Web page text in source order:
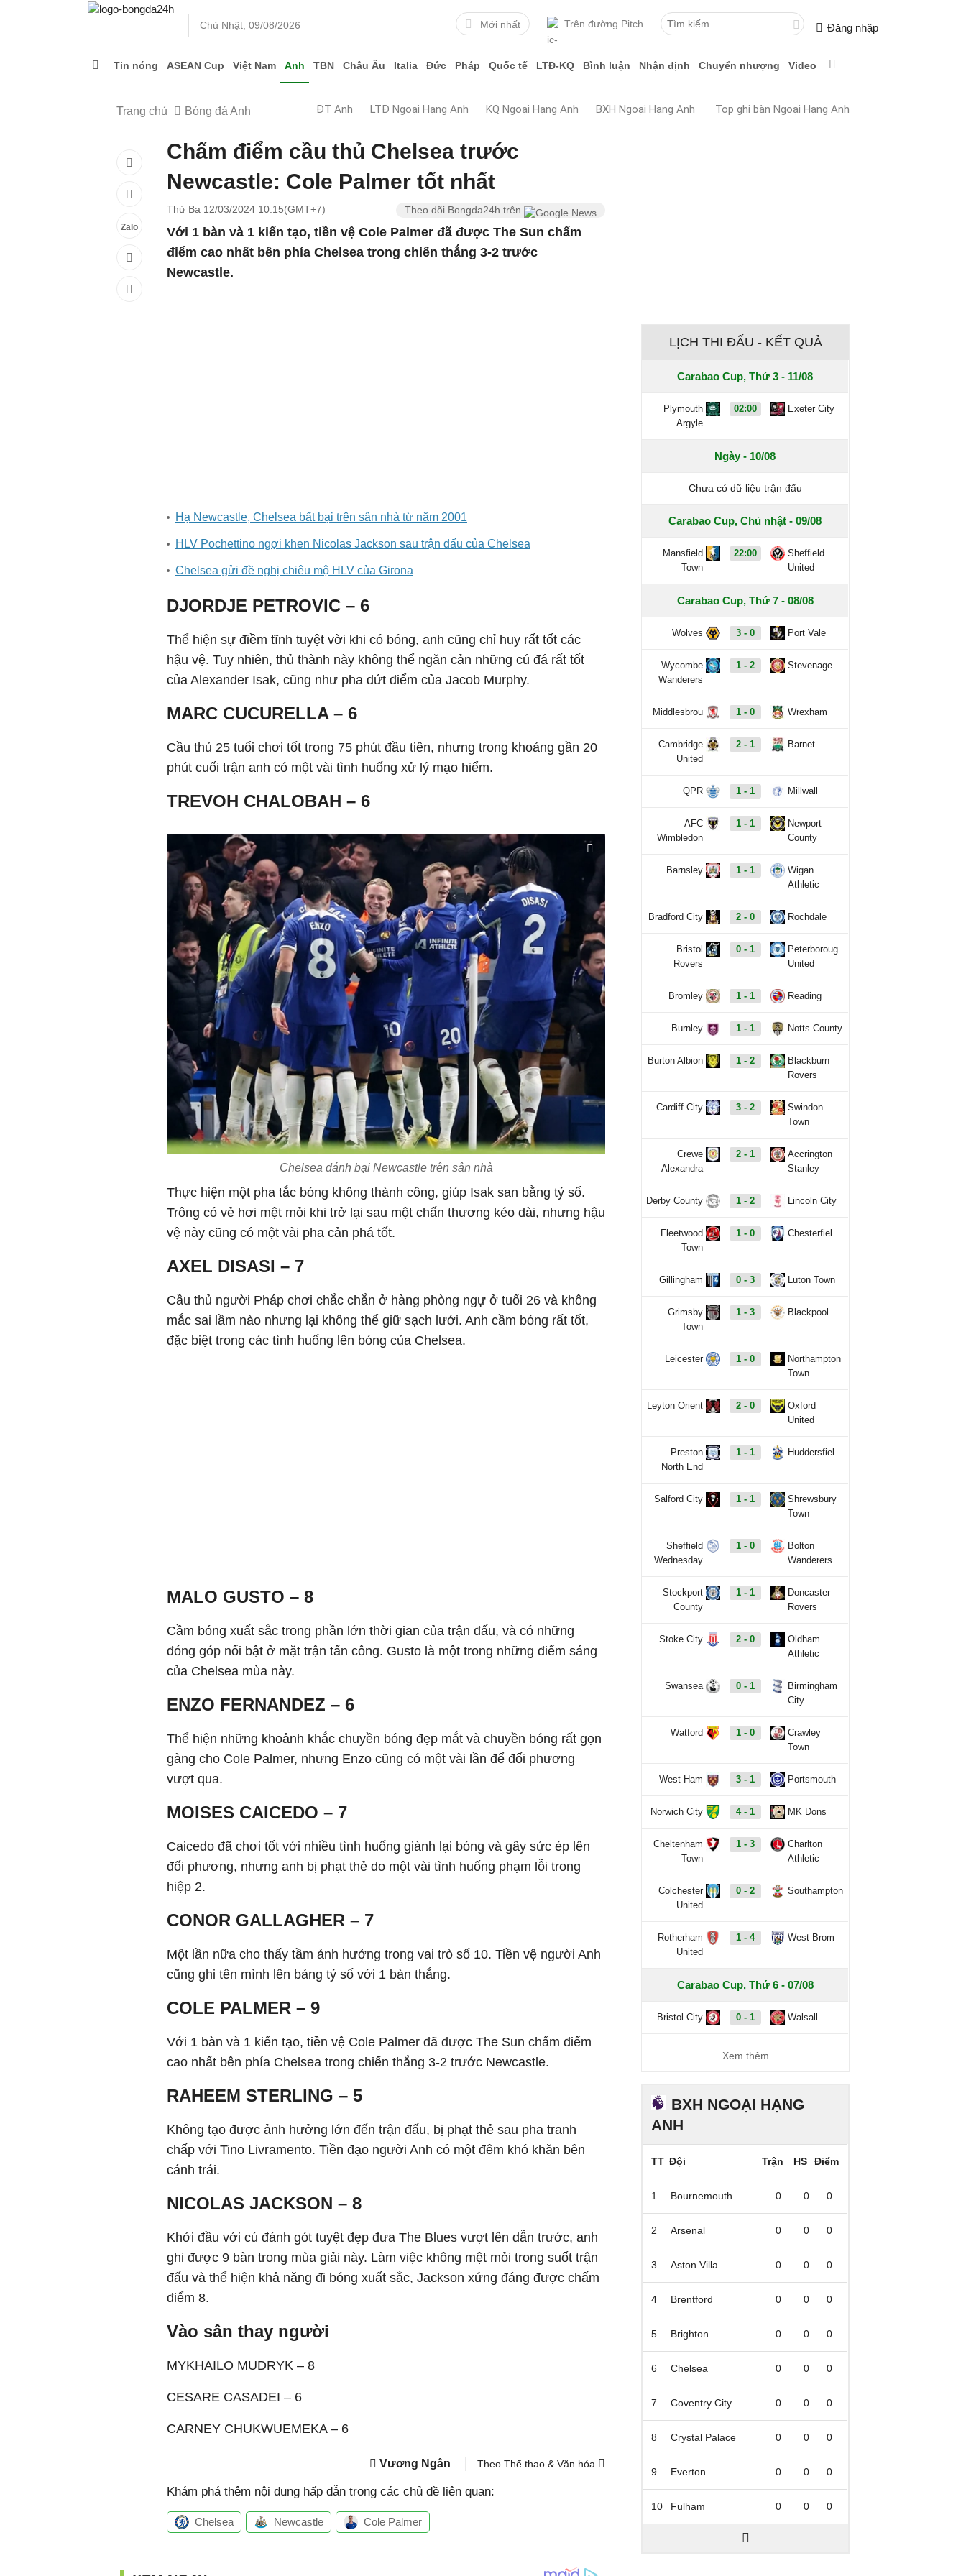
Chủ Nhật, 09/08/2026 Mới nhất Trên đường Pitch Đăng nhập
Tin nóng ASEAN Cup Việt Nam Anh TBN Châu Âu Italia Đức Pháp Quốc tế LTĐ-KQ Bình luận Nhận định Chuyển nhượng Video
Trang chủ Bóng đá Anh ĐT Anh LTĐ Ngoại Hạng Anh KQ Ngoại Hạng Anh BXH Ngoại Hạng Anh Top ghi bàn Ngoại Hạng Anh
Zalo
Chấm điểm cầu thủ Chelsea trước
Newcastle: Cole Palmer tốt nhất
Thứ Ba 12/03/2024 10:15(GMT+7) Theo dõi Bongda24h trên
Với 1 bàn và 1 kiến tạo, tiền vệ Cole Palmer đã được The Sun chấm
điểm cao nhất bên phía Chelsea trong chiến thắng 3-2 trước
Newcastle.
Hạ Newcastle, Chelsea bất bại trên sân nhà từ năm 2001
HLV Pochettino ngợi khen Nicolas Jackson sau trận đấu của Chelsea
Chelsea gửi đề nghị chiêu mộ HLV của Girona
DJORDJE PETROVIC – 6
Thể hiện sự điềm tĩnh tuyệt vời khi có bóng, anh cũng chỉ huy rất tốt các
hậu vệ. Tuy nhiên, thủ thành này không thể ngăn cản những cú đá rất tốt
của Alexander Isak, cũng như pha dứt điểm của Jacob Murphy.
MARC CUCURELLA – 6
Cầu thủ 25 tuổi chơi tốt trong 75 phút đầu tiên, nhưng trong khoảng gần 20
phút cuối trận anh có một vài tình huống xử lý mạo hiểm.
TREVOH CHALOBAH – 6
Chelsea đánh bại Newcastle trên sân nhà
Thực hiện một pha tắc bóng không thành công, giúp Isak san bằng tỷ số.
Trông có vẻ hơi mệt mỏi khi trở lại sau một chấn thương kéo dài, nhưng hậu
vệ này cũng có một vài pha cản phá tốt.
AXEL DISASI – 7
Cầu thủ người Pháp chơi chắc chắn ở hàng phòng ngự ở tuổi 26 và không
mắc sai lầm nào nhưng lại không thể giữ sạch lưới. Anh cầm bóng rất tốt,
đặc biệt trong các tình huống lên bóng của Chelsea.
MALO GUSTO – 8
Cầm bóng xuất sắc trong phần lớn thời gian của trận đấu, và có những
đóng góp nổi bật ở mặt trận tấn công. Gusto là một trong những điểm sáng
của Chelsea mùa này.
ENZO FERNANDEZ – 6
Thể hiện những khoảnh khắc chuyền bóng đẹp mắt và chuyền bóng rất gọn
gàng cho Cole Palmer, nhưng Enzo cũng có một vài lần để đối phương
vượt qua.
MOISES CAICEDO – 7
Caicedo đã chơi tốt với nhiều tình huống giành lại bóng và gây sức ép lên
đối phương, nhưng anh bị phạt thẻ do một vài tình huống phạm lỗi trong
hiệp 2.
CONOR GALLAGHER – 7
Một lần nữa cho thấy tầm ảnh hưởng trong vai trò số 10. Tiền vệ người Anh
cũng ghi tên mình lên bảng tỷ số với 1 bàn thắng.
COLE PALMER – 9
Với 1 bàn và 1 kiến tạo, tiền vệ Cole Palmer đã được The Sun chấm điểm
cao nhất bên phía Chelsea trong chiến thắng 3-2 trước Newcastle.
RAHEEM STERLING – 5
Không tạo được ảnh hưởng lớn đến trận đấu, bị phạt thẻ sau pha tranh
chấp với Tino Livramento. Tiền đạo người Anh có một đêm khó khăn bên
cánh trái.
NICOLAS JACKSON – 8
Khởi đầu với cú đánh gót tuyệt đẹp đưa The Blues vượt lên dẫn trước, anh
ghi được 9 bàn trong mùa giải này. Làm việc không mệt mỏi trong suốt trận
đấu và thể hiện khả năng đi bóng xuất sắc, Jackson xứng đáng được chấm
điểm 8.
Vào sân thay người
MYKHAILO MUDRYK – 8
CESARE CASADEI – 6
CARNEY CHUKWUEMEKA – 6
Vương Ngân Theo Thể thao & Văn hóa
Khám phá thêm nội dung hấp dẫn trong các chủ đề liên quan:
Chelsea Newcastle Cole Palmer
LỊCH THI ĐẤU - KẾT QUẢ
Carabao Cup, Thứ 3 - 11/08
Plymouth
Argyle
02:00 Exeter City
Ngày - 10/08
Chưa có dữ liệu trận đấu
Carabao Cup, Chủ nhật - 09/08
Mansfield
Town
22:00
Sheffield
United
Carabao Cup, Thứ 7 - 08/08
Wolves 3 - 0 Port Vale
Wycombe
Wanderers
1 - 2 Stevenage
Middlesbrou 1 - 0 Wrexham
Cambridge
United
2 - 1 Barnet
QPR 1 - 1 Millwall
AFC
Wimbledon
1 - 1
Newport
County
Barnsley 1 - 1
Wigan
Athletic
Bradford City 2 - 0 Rochdale
Bristol
Rovers
0 - 1
Peterboroug
United
Bromley 1 - 1 Reading
Burnley 1 - 1 Notts County
Burton Albion 1 - 2
Blackburn
Rovers
Cardiff City 3 - 2
Swindon
Town
Crewe
Alexandra
2 - 1
Accrington
Stanley
Derby County 1 - 2 Lincoln City
Fleetwood
Town
1 - 0 Chesterfiel
Gillingham 0 - 3 Luton Town
Grimsby
Town
1 - 3 Blackpool
Leicester 1 - 0
Northampton
Town
Leyton Orient 2 - 0
Oxford
United
Preston
North End
1 - 1 Huddersfiel
Salford City 1 - 1
Shrewsbury
Town
Sheffield
Wednesday
1 - 0
Bolton
Wanderers
Stockport
County
1 - 1
Doncaster
Rovers
Stoke City 2 - 0
Oldham
Athletic
Swansea 0 - 1
Birmingham
City
Watford 1 - 0
Crawley
Town
West Ham 3 - 1 Portsmouth
Norwich City 4 - 1 MK Dons
Cheltenham
Town
1 - 3
Charlton
Athletic
Colchester
United
0 - 2 Southampton
Rotherham
United
1 - 4 West Brom
Carabao Cup, Thứ 6 - 07/08
Bristol City 0 - 1 Walsall
Xem thêm
BXH NGOẠI HẠNG
ANH
TT Đội Trận HS Điểm
1 Bournemouth 0 0 0
2 Arsenal 0 0 0
3 Aston Villa 0 0 0
4 Brentford 0 0 0
5 Brighton 0 0 0
6 Chelsea 0 0 0
7 Coventry City 0 0 0
8 Crystal Palace 0 0 0
9 Everton 0 0 0
10 Fulham 0 0 0